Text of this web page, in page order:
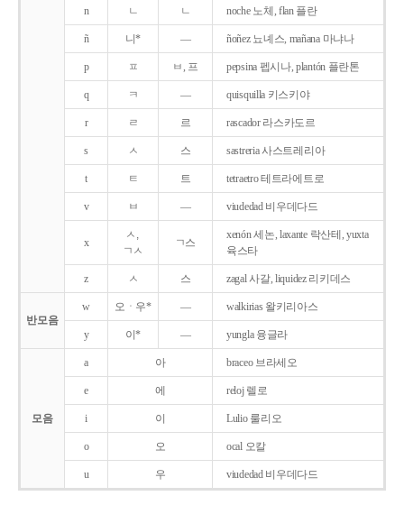
n ㄴ ㄴ noche 노체, flan 플란
ñ 니* ― ñoñez 뇨녜스, mañana 마냐나
p ㅍ ㅂ, 프 pepsina 펩시나, plantón 플란톤
q ㅋ ― quisquilla 키스키야
r ㄹ 르 rascador 라스카도르
s ㅅ 스 sastreria 사스트레리아
t ㅌ 트 tetraetro 테트라에트로
v ㅂ ― viudedad 비우데다드
x
ㅅ,
ㄱㅅ
ㄱ스
xenón 세논, laxante 락산테, yuxta
육스타
z ㅅ 스 zagal 사갈, liquidez 리키데스
반모음
w 오ㆍ우* ― walkirias 왈키리아스
y 이* ― yungla 융글라
모음
a 아 braceo 브라세오
e 에 reloj 렐로
i 이 Lulio 룰리오
o 오 ocal 오칼
u 우 viudedad 비우데다드